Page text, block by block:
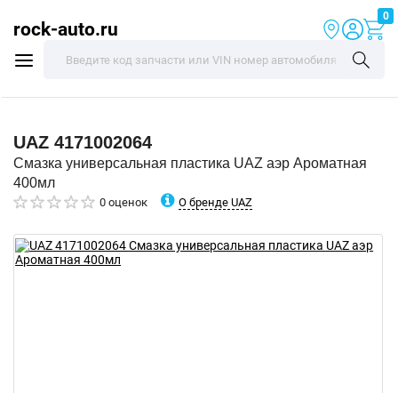
rock-auto.ru
0
UAZ 4171002064
Смазка универсальная пластика UAZ аэр Ароматная
400мл
0 оценок О бренде UAZ